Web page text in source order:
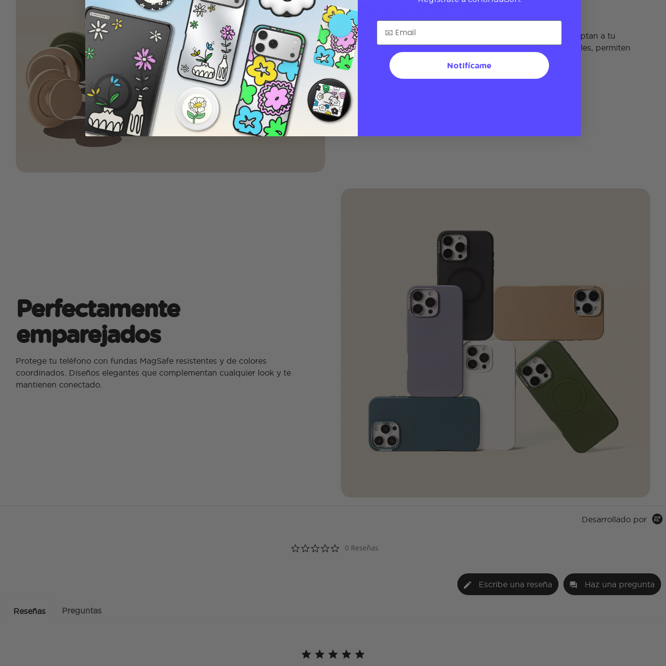
posibilidades
Luce un estilo impecable con los agarres MagSafe que se adaptan a tu
estado de ánimo. Diseñados para ser fácilmente intercambiables, permiten
personalizarlos sin esfuerzo.
Perfectamente
emparejados
Protege tu teléfono con fundas MagSafe resistentes y de colores
coordinados. Diseños elegantes que complementan cualquier look y te
mantienen conectado.
Desarrollado por
0.0 star rating
0 Reseñas
Escribe una reseña Haz una pregunta
Reseñas Preguntas
Notifícame